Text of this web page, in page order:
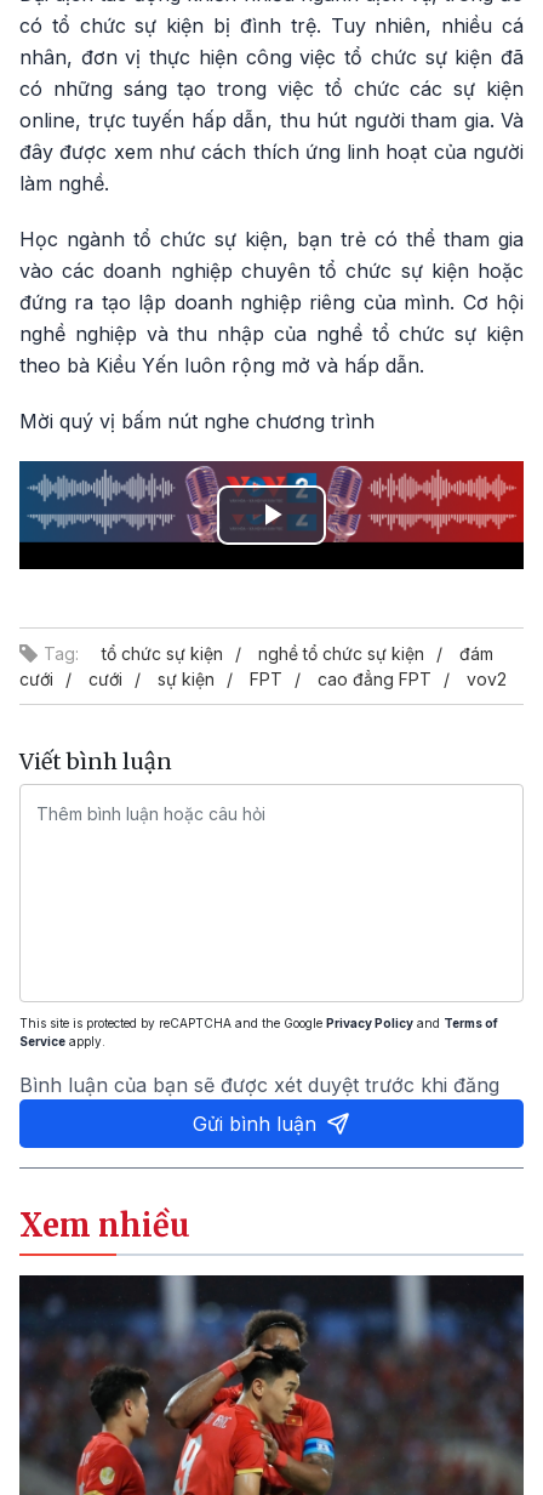
có tổ chức sự kiện bị đình trệ. Tuy nhiên, nhiều cá
nhân, đơn vị thực hiện công việc tổ chức sự kiện đã
có những sáng tạo trong việc tổ chức các sự kiện
online, trực tuyến hấp dẫn, thu hút người tham gia. Và
đây được xem như cách thích ứng linh hoạt của người
làm nghề.
Học ngành tổ chức sự kiện, bạn trẻ có thể tham gia
vào các doanh nghiệp chuyên tổ chức sự kiện hoặc
đứng ra tạo lập doanh nghiệp riêng của mình. Cơ hội
nghề nghiệp và thu nhập của nghề tổ chức sự kiện
theo bà Kiều Yến luôn rộng mở và hấp dẫn.
Mời quý vị bấm nút nghe chương trình
Play
Tag: tổ chức sự kiện nghề tổ chức sự kiện
đám
cưới
cưới sự kiện FPT cao đẳng FPT vov2
Viết bình luận
This site is protected by reCAPTCHA and the Google Privacy Policy and Terms of
Service apply.
Bình luận của bạn sẽ được xét duyệt trước khi đăng
Gửi bình luận
Xem nhiều